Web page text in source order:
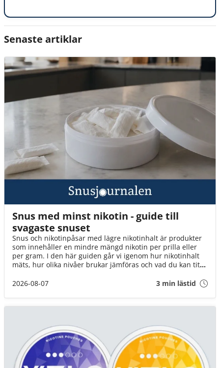
Senaste artiklar
Snus med minst nikotin - guide till
svagaste snuset
Snus och nikotinpåsar med lägre nikotinhalt är produkter
som innehåller en mindre mängd nikotin per prilla eller
per gram. I den här guiden går vi igenom hur nikotinhalt
mäts, hur olika nivåer brukar jämföras och vad du kan titta
2026-08-07
3 min lästid